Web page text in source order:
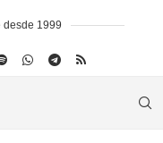
desde 1999